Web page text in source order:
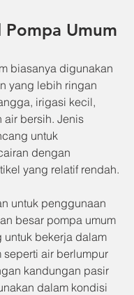
Pompa Umum
biasanya digunakan
yang lebih ringan
irigasi kecil,
air bersih. Jenis
untuk
dengan
yang relatif rendah.
untuk penggunaan
besar pompa umum
bekerja dalam
seperti air berlumpur
kandungan pasir
dalam kondisi